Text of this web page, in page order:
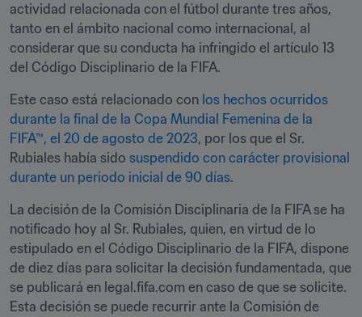
actividad relacionada con el fútbol durante tres años,
tanto en el ámbito nacional como internacional, al
considerar que su conducta ha infringido el artículo 13
del Código Disciplinario de la FIFA.
Este caso está relacionado con los hechos ocurridos
durante la final de la Copa Mundial Femenina de la
FIFA™, el 20 de agosto de 2023, por los que el Sr.
Rubiales había sido suspendido con carácter provisional
durante un periodo inicial de 90 días.
La decisión de la Comisión Disciplinaria de la FIFA se ha
notificado hoy al Sr. Rubiales, quien, en virtud de lo
estipulado en el Código Disciplinario de la FIFA, dispone
de diez días para solicitar la decisión fundamentada, que
se publicará en legal.fifa.com en caso de que se solicite.
Esta decisión se puede recurrir ante la Comisión de